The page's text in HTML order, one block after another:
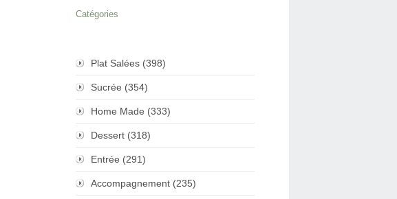
Catégories
Plat Salées (398)
Sucrée (354)
Home Made (333)
Dessert (318)
Entrée (291)
Accompagnement (235)